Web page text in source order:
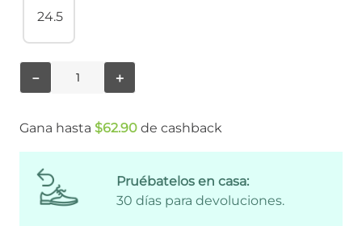
24.5
＋
－
Gana hasta $62.90 de cashback
Pruébatelos en casa:
30 días para devoluciones.